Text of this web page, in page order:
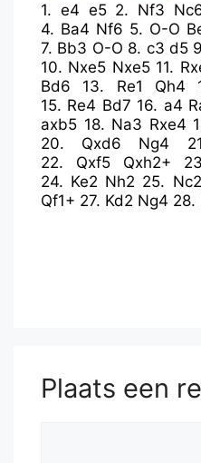
1. e4 e5 2. Nf3
4. Ba4 Nf6 5. O-O
7. Bb3 O-O 8. c3 d5
10. Nxe5 Nxe5 11.
Bd6
13. Re1 Qh4
15. Re4 Bd7 16. a4
axb5 18. Na3 Rxe4
20. Qxd6 Ng4
22. Qxf5 Qxh2+
24. Ke2 Nh2 25. Nc2
Qf1+ 27. Kd2 Ng4 28.
Plaats een